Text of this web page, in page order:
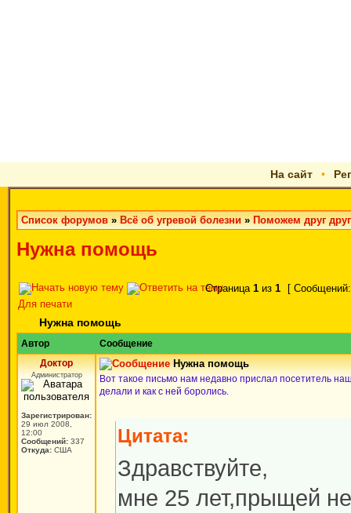
На сайт •
Список форумов»Всё об угревой болезни»Поможем друг
Нужна помощь
Страница 1 из 1
[
Для печати
Нужна помощь
Автор
Сообщение
Доктор
Администратор
Зарегистрирован:
29 июл 2008,
12:00
Сообщений: 337
Откуда: США
Нужна помощь
Вот такое письмо нам недавно прислал посетитель
делали и как с ней боролись.
Цитата:
Здравствуйте,
мне 25 лет,прыщей